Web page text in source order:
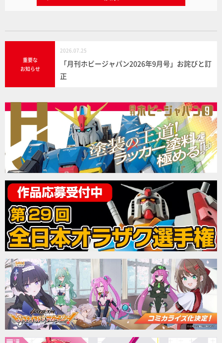
重要な
お知らせ
2026.07.25
「月刊ホビージャパン2026年9月号」お詫びと訂
正